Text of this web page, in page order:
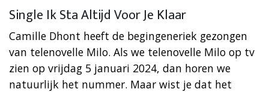
Single Ik Sta Altijd Voor Je Klaar
Camille Dhont heeft de begingeneriek gezongen
van telenovelle Milo. Als we telenovelle Milo op tv
zien op vrijdag 5 januari 2024, dan horen we
natuurlijk het nummer. Maar wist je dat het